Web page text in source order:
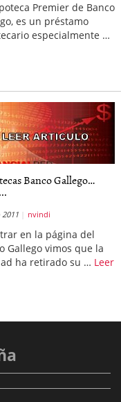
Premier de Banco
es un préstamo
especialmente …
Banco Gallego…
2011 nvindi
en la página del
Gallego vimos que la
ha retirado su … Leer